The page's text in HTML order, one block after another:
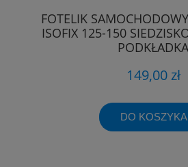
FOTELIK
ISOFIX 125-150
PODKŁADKA
149,00 zł
DO KOSZYKA